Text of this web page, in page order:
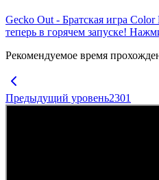
Gecko Out - Братская игра
теперь в горячем запуске!
Рекомендуемое время
Предыдущий уровень2301